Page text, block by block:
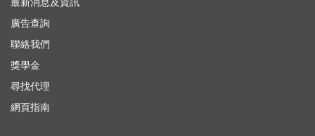
廣告查詢
聯絡我們
獎學金
尋找代理
網頁指南